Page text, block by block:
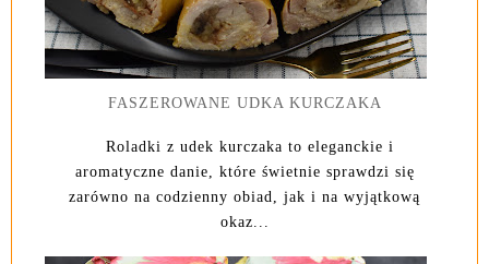
FASZEROWANE UDKA KURCZAKA
Roladki z udek kurczaka to eleganckie i
aromatyczne danie, które świetnie sprawdzi się
zarówno na codzienny obiad, jak i na wyjątkową
okaz...